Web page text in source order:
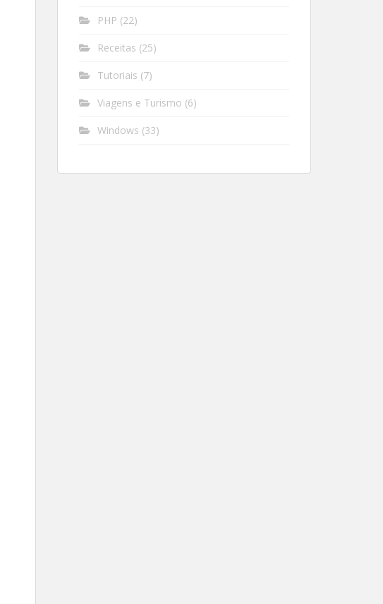
PHP (22)
Receitas (25)
Tutoriais (7)
Viagens e Turismo (6)
Windows (33)